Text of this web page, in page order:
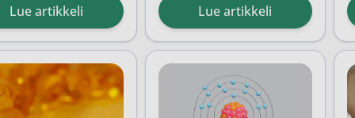
B2 (riboflaviini), B3
), B5 (pantoteenihappo),
ja B12 (kobalamiini)...
Lue artikkeli
mm. immuunipuolustuksen,
luuston ja ihon uusiutumista
sinkkivalmistelöytyy eri
vaihtoehtoja tutkimalla...
Lue artikkeli